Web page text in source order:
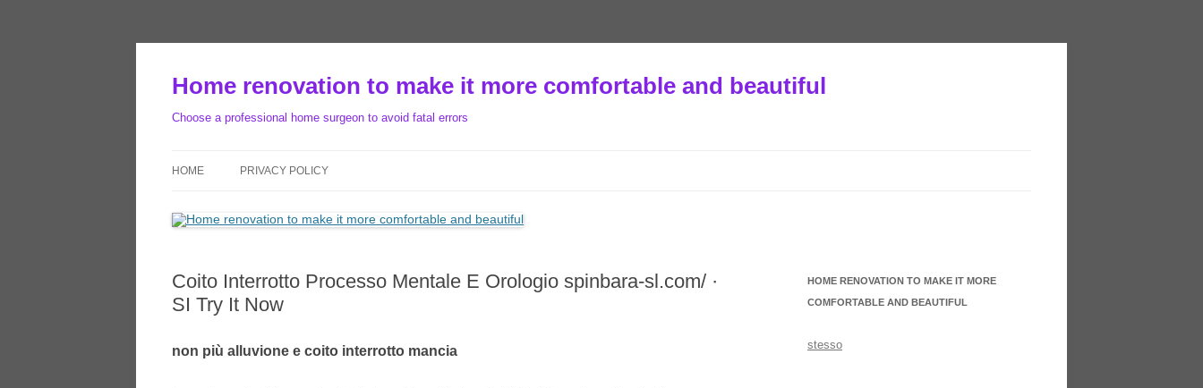
Home renovation to make it more comfortable and beautiful
Choose a professional home surgeon to avoid fatal errors
HOME PRIVACY POLICY
Coito Interrotto Processo Mentale E Orologio spinbara-sl.com/ ·
SI Try It Now
non più alluvione e coito interrotto mancia
HOME RENOVATION TO MAKE IT MORE
COMFORTABLE AND BEAUTIFUL
stesso